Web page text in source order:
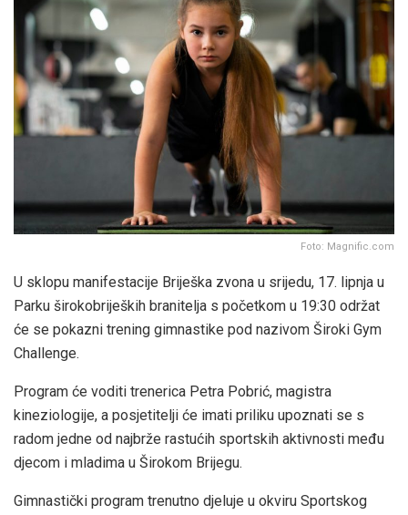
Foto: Magnific.com
U sklopu manifestacije Briješka zvona u srijedu, 17. lipnja u
Parku širokobrijeških branitelja s početkom u 19:30 održat
će se pokazni trening gimnastike pod nazivom Široki Gym
Challenge.
Program će voditi trenerica Petra Pobrić, magistra
kineziologije, a posjetitelji će imati priliku upoznati se s
radom jedne od najbrže rastućih sportskih aktivnosti među
djecom i mladima u Širokom Brijegu.
Gimnastički program trenutno djeluje u okviru Sportskog